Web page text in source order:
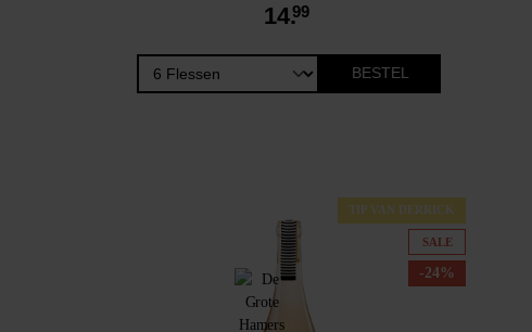
14.99
BESTEL
TIP VAN DERRICK
SALE
-24%